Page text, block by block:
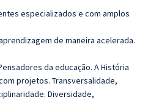
especializados e com amplos
de maneira acelerada.
da educação. A História
projetos. Transversalidade,
Diversidade,